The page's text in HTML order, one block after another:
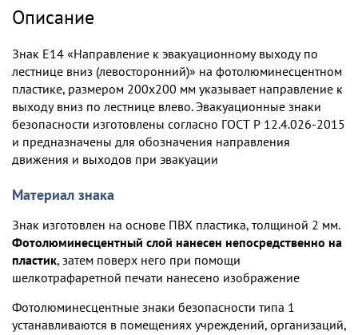
Описание
Знак E14 «Направление к эвакуационному выходу по
лестнице вниз (левосторонний)» на фотолюминесцентном
пластике, размером 200х200 мм указывает направление к
выходу вниз по лестнице влево. Эвакуационные знаки
безопасности изготовлены согласно ГОСТ Р 12.4.026-2015
и предназначены для обозначения направления
движения и выходов при эвакуации
Материал знака
Знак изготовлен на основе ПВХ пластика, толщиной 2 мм.
Фотолюминесцентный слой нанесен непосредственно на
пластик, затем поверх него при помощи
шелкотрафаретной печати нанесено изображение
Фотолюминесцентные знаки безопасности типа 1
устанавливаются в помещениях учреждений, организаций,